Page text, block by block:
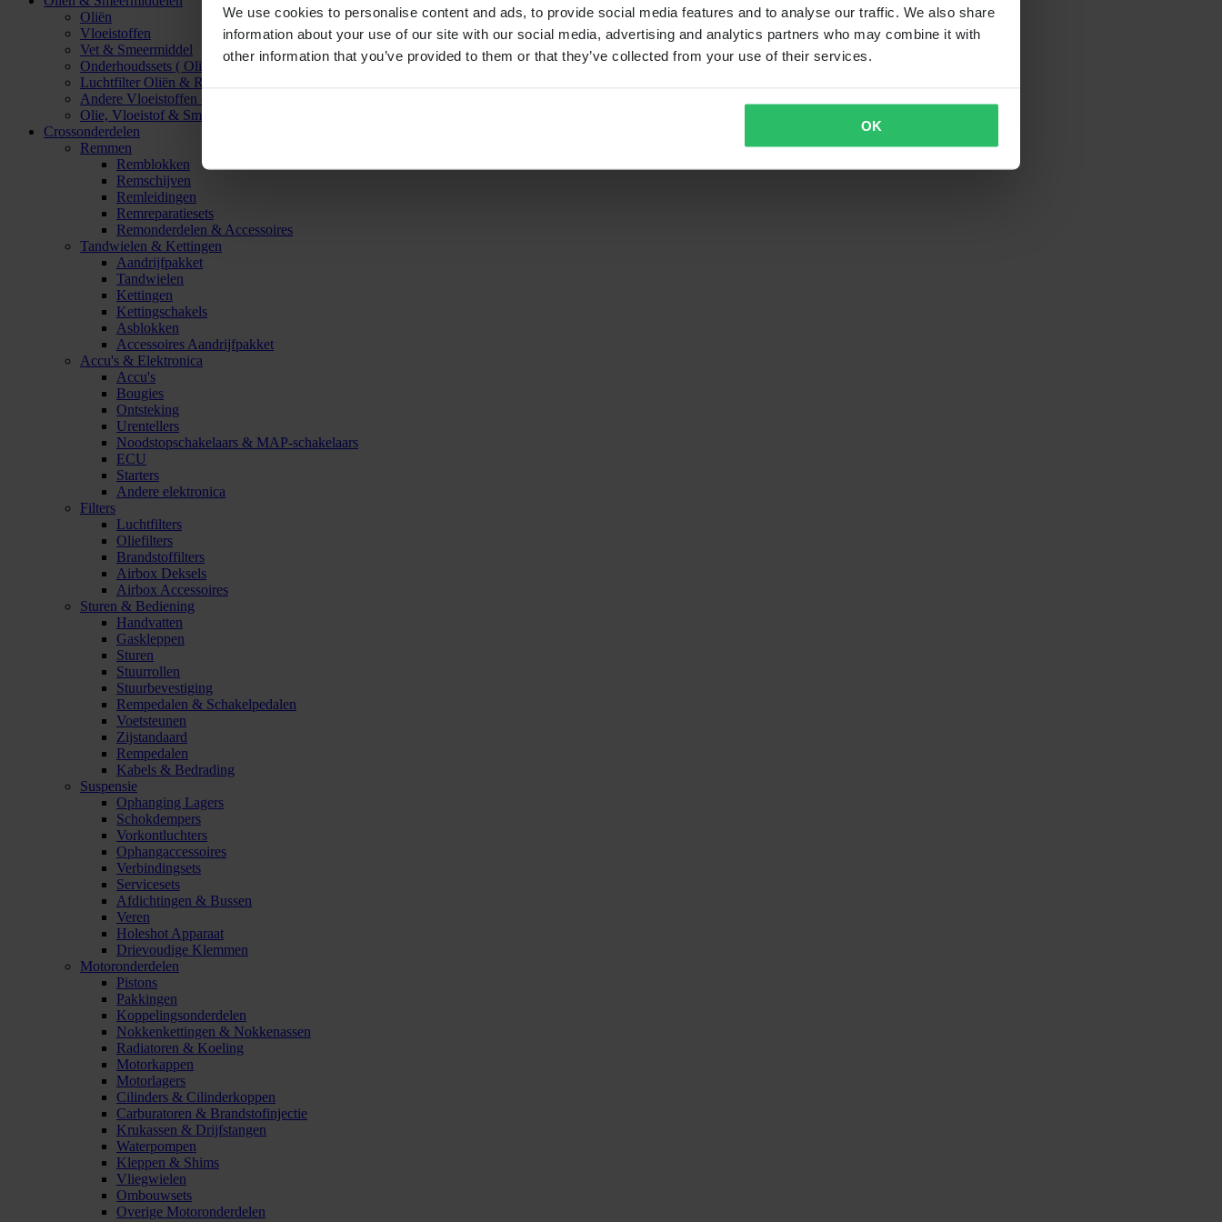
We use cookies to personalise content and ads, to provide social media features and to analyse our traffic. We also share
information about your use of our site with our social media, advertising and analytics partners who may combine it with
other information that you’ve provided to them or that they’ve collected from your use of their services.
OK
Oliën
Vloeistoffen
Vet & Smeermiddel
Onderhoudssets ( Olie & Filter)
Luchtfilter Oliën & Reinigers
Andere Vloeistoffen & Smeermiddelen
Olie, Vloeistof & Smeermiddel Accessoires
Crossonderdelen
Remmen
Remblokken
Remschijven
Remleidingen
Remreparatiesets
Remonderdelen & Accessoires
Tandwielen & Kettingen
Aandrijfpakket
Tandwielen
Kettingen
Kettingschakels
Asblokken
Accessoires Aandrijfpakket
Accu's & Elektronica
Accu's
Bougies
Ontsteking
Urentellers
Noodstopschakelaars & MAP-schakelaars
ECU
Starters
Andere elektronica
Filters
Luchtfilters
Oliefilters
Brandstoffilters
Airbox Deksels
Airbox Accessoires
Sturen & Bediening
Handvatten
Gaskleppen
Sturen
Stuurrollen
Stuurbevestiging
Rempedalen & Schakelpedalen
Voetsteunen
Zijstandaard
Rempedalen
Kabels & Bedrading
Suspensie
Ophanging Lagers
Schokdempers
Vorkontluchters
Ophangaccessoires
Verbindingsets
Servicesets
Afdichtingen & Bussen
Veren
Holeshot Apparaat
Drievoudige Klemmen
Motoronderdelen
Pistons
Pakkingen
Koppelingsonderdelen
Nokkenkettingen & Nokkenassen
Radiatoren & Koeling
Motorkappen
Motorlagers
Cilinders & Cilinderkoppen
Carburatoren & Brandstofinjectie
Krukassen & Drijfstangen
Waterpompen
Kleppen & Shims
Vliegwielen
Ombouwsets
Overige Motoronderdelen